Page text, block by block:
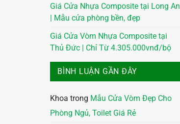
Giá Cửa Nhựa Composite tại Long An
| Mẫu cửa phòng bền, đẹp
Giá Cửa Vòm Nhựa Composite tại
Thủ Đức | Chỉ Từ 4.305.000vnđ/bộ
BÌNH LUẬN GẦN ĐÂY
Khoa trong Mẫu Cửa Vòm Đẹp Cho
Phòng Ngủ, Toilet Giá Rẻ